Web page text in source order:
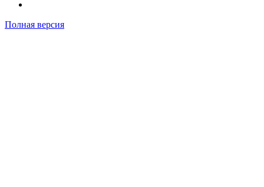
Полная версия